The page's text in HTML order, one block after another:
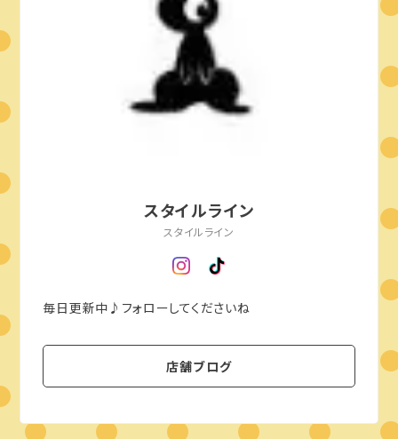
スタイルライン
スタイルライン
毎日更新中♪フォローしてくださいね
店舗ブログ